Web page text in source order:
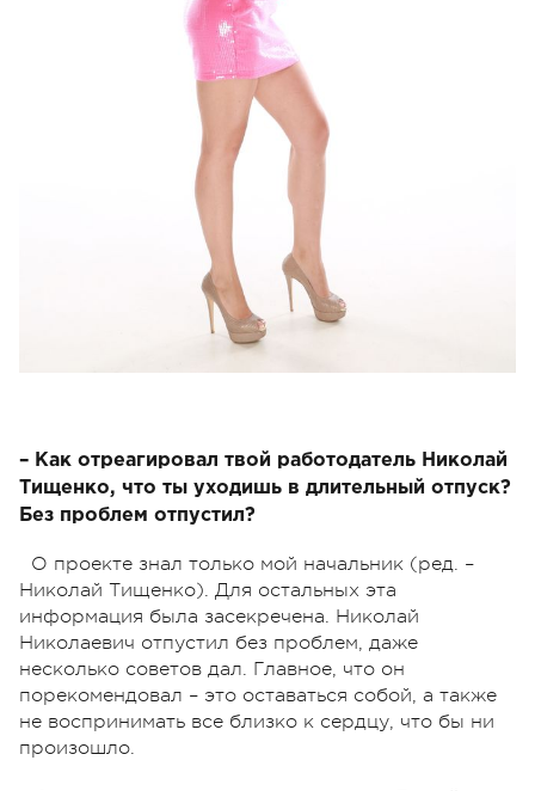
– Как отреагировал твой работодатель Николай
Тищенко, что ты уходишь в длительный отпуск?
Без проблем отпустил?
О проекте знал только мой начальник (ред. –
Николай Тищенко). Для остальных эта
информация была засекречена. Николай
Николаевич отпустил без проблем, даже
несколько советов дал. Главное, что он
порекомендовал – это оставаться собой, а также
не воспринимать все близко к сердцу, что бы ни
произошло.